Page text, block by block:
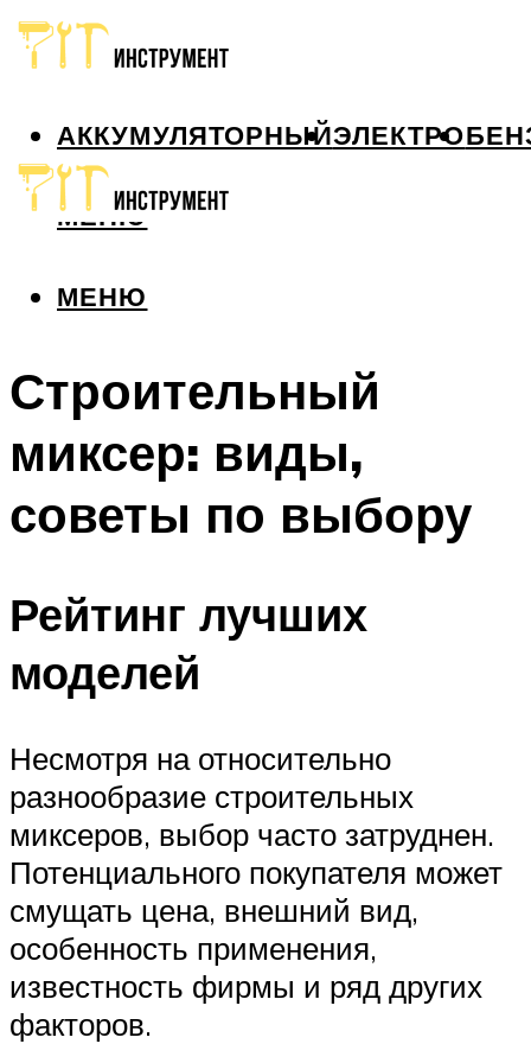
АККУМУЛЯТОРНЫЙЭЛЕКТРО
МЕНЮ
МЕНЮ
Строительный
миксер: виды,
советы по выбору
Рейтинг лучших
моделей
Несмотря на относительно
разнообразие строительных
миксеров, выбор часто затруднен.
Потенциального покупателя может
смущать цена, внешний вид,
особенность применения,
известность фирмы и ряд других
факторов.